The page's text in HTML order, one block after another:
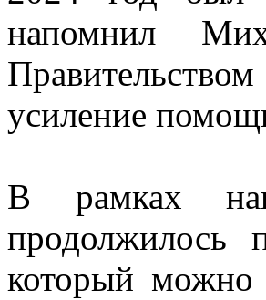
напомнил
усиление
В рамках
продолжилось
который можно